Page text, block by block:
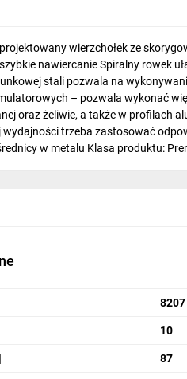
wierzchołek ze
nawiercanie Spiralny rowek
stali pozwala na
– pozwala wykonać
oraz żeliwie, a także w profilach
trzeba zastosować
w metalu Klasa produktu:
10
87